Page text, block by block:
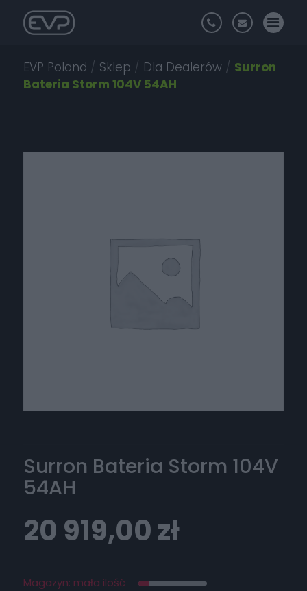
EVP Poland / Sklep / Dla Dealerów / Surron
Bateria Storm 104V 54AH
Surron Bateria Storm 104V
54AH
20 919,00zł
Magazyn: mała ilość